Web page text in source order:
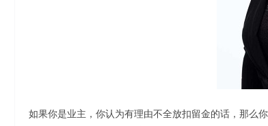
如果你是业主，你认为有理由不全放扣留金的话，那